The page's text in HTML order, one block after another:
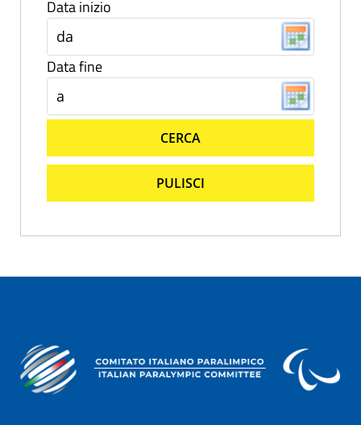
Data inizio
Data fine
CERCA
PULISCI